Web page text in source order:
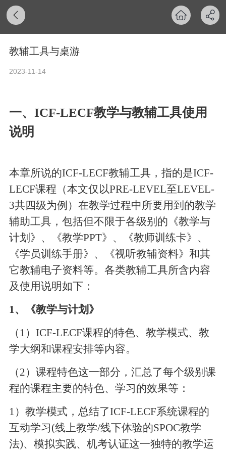
教辅工具与桌游
2023-11-14
一、ICF-LECF教学与教辅工具使用
说明
本章所说的ICF-LECF教辅工具，指的是ICF-
LECF课程（本文仅以PRE-LEVEL至LEVEL-
3共四级为例）在教学过程中所要用到的教学
辅助工具，包括但不限于各级别的《教学与
计划》、《教学PPT》、《教师训练卡》、
《学员训练手册》、《视听教辅资料》和其
它教辅电子资料等。各类教辅工具所含内容
及使用说明如下：
1 、《教学与计划》
（1）ICF-LECF课程的特色、教学模式、教
学大纲和课程安排等内容。
（2）课程特色这一部分，汇总了每个级别课
程的课程主要的特色、学习的效果等：
1 ）教学模式，总结了ICF-LECF系统课程的
互动学习(线上教学/线下体验的SPOC教学
法)、模拟实践、机考认证这一独特的教学运